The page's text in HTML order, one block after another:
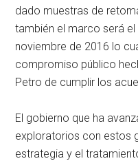
dado muestras de
también el marco será
noviembre de 2016 lo
compromiso público
Petro de cumplir los
El gobierno que ha
exploratorios con estos
estrategia y el